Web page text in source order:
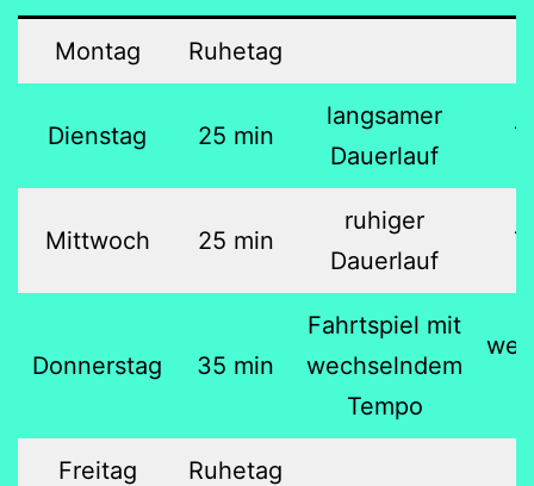
Montag Ruhetag
Dienstag 25 min
langsamer
Dauerlauf
Mittwoch 25 min
ruhiger
Dauerlauf
Donnerstag 35 min
Fahrtspiel mit
wechselndem
Tempo
Freitag Ruhetag